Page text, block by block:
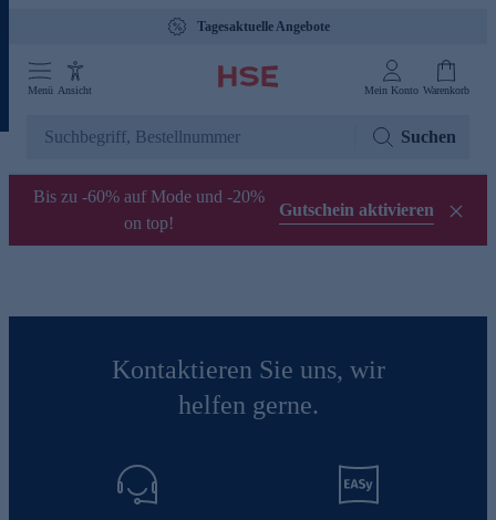
Tagesaktuelle Angebote
Menü Ansicht Mein Konto Warenkorb
Suchen
Bis zu -60% auf Mode und -20%
on top!
Gutschein aktivieren
Kontaktieren Sie uns, wir
helfen gerne.